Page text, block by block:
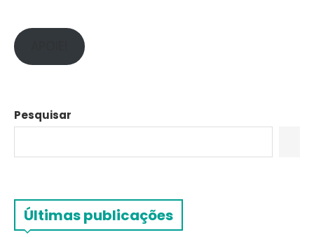
Pesquisar
Últimas publicações